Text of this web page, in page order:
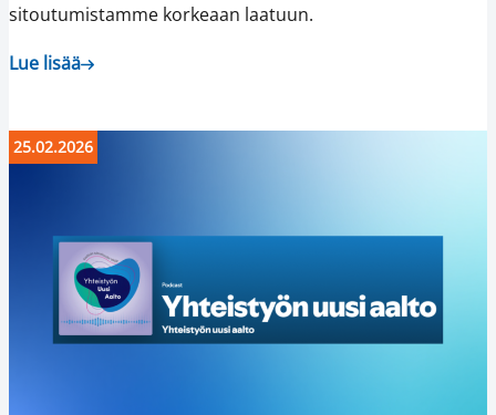
sitoutumistamme korkeaan laatuun.
Lue lisää
25.02.2026